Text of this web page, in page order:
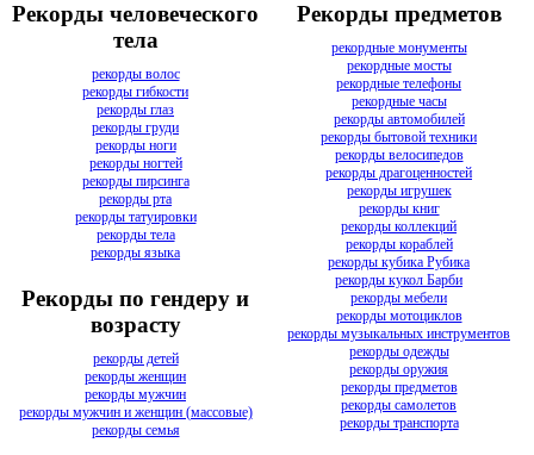
Рекорды человеческого
тела
рекорды волос
рекорды гибкости
рекорды глаз
рекорды груди
рекорды ноги
рекорды ногтей
рекорды пирсинга
рекорды рта
рекорды татуировки
рекорды тела
рекорды языка
Рекорды по гендеру и
возрасту
рекорды детей
рекорды женщин
рекорды мужчин
рекорды мужчин и женщин (массовые)
рекорды семья
Рекорды предметов
рекордные монументы
рекордные мосты
рекордные телефоны
рекордные часы
рекорды автомобилей
рекорды бытовой техники
рекорды велосипедов
рекорды драгоценностей
рекорды игрушек
рекорды книг
рекорды коллекций
рекорды кораблей
рекорды кубика Рубика
рекорды кукол Барби
рекорды мебели
рекорды мотоциклов
рекорды музыкальных инструментов
рекорды одежды
рекорды оружия
рекорды предметов
рекорды самолетов
рекорды транспорта